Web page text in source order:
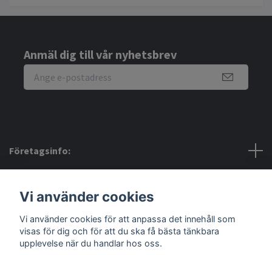
Anmäl dig till vår nyhetsbrev
Företagsinfo:
Sociala medier
Vi använder cookies
Vi använder cookies för att anpassa det innehåll som
visas för dig och för att du ska få bästa tänkbara
upplevelse när du handlar hos oss.